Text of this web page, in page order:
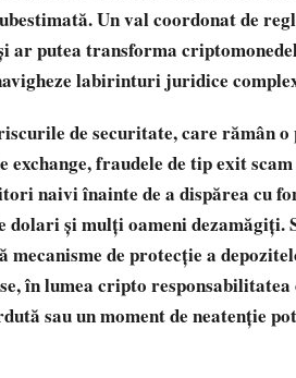
Un val coordonat de
ar putea transforma
labirinturi juridice
de securitate, care rămân
exchange, fraudele de tip exit
naivi înainte de a dispărea cu
și mulți oameni dezamăgiți.
de protecție a
în lumea cripto responsabilitatea
sau un moment de neatenție